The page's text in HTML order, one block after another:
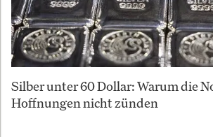
Silber unter 60 Dollar: Warum die
Hoffnungen nicht zünden